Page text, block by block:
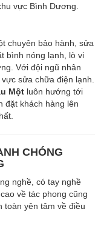
vực Bình Dương.
chuyên bảo hành, sửa
bình nóng lạnh, lò vi
Với đội ngũ nhân
sửa chữa điện lạnh.
Một luôn hướng tới
đặt khách hàng lên
CHÓNG
nghề, có tay nghề
về tác phong cũng
toàn yên tâm về điều